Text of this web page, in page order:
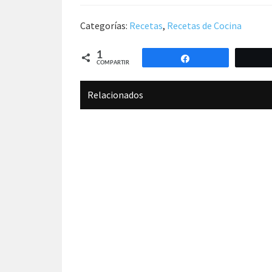
Categorías: Recetas, Recetas de Cocina
1
COMPARTIR
Relacionados